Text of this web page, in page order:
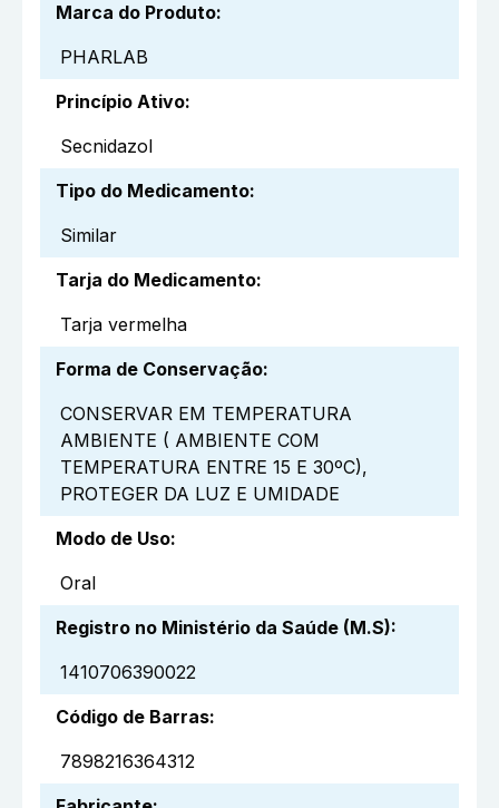
Marca do Produto:
PHARLAB
Princípio Ativo:
Secnidazol
Tipo do Medicamento:
Similar
Tarja do Medicamento:
Tarja vermelha
Forma de Conservação:
CONSERVAR EM TEMPERATURA
AMBIENTE ( AMBIENTE COM
TEMPERATURA ENTRE 15 E 30ºC),
PROTEGER DA LUZ E UMIDADE
Modo de Uso:
Oral
Registro no Ministério da Saúde (M.S):
1410706390022
Código de Barras:
7898216364312